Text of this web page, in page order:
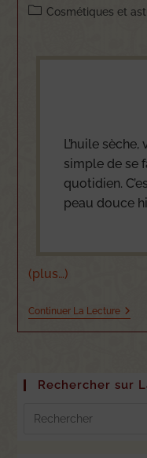
Cosmétiques et
L’huile
simple de se
quotidien.
peau douce
(plus…)
Continuer La Lecture
Rechercher sur